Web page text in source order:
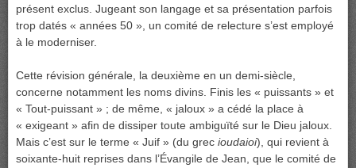
présent exclus. Jugeant son langage et sa présentation parfois
trop datés « années 50 », un comité de relecture s’est employé
à le moderniser.
Cette révision générale, la deuxième en un demi-siècle,
concerne notamment les noms divins. Finis les « puissants » et
« Tout-puissant » ; de même, « jaloux » a cédé la place à
« exigeant » afin de dissiper toute ambiguïté sur le Dieu jaloux.
Mais c’est sur le terme « Juif » (du grec ioudaioi), qui revient à
soixante-huit reprises dans l’Évangile de Jean, que le comité de